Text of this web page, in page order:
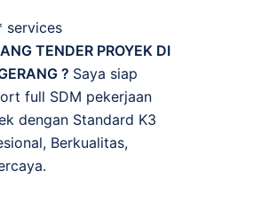
TENDER PROYEK DI
? Saya siap
full SDM pekerjaan
dengan Standard K3
Berkualitas,